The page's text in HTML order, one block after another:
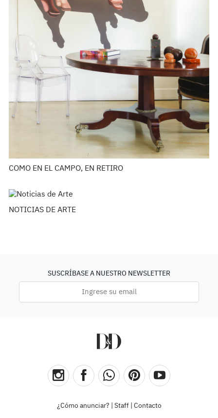
COMO EN EL CAMPO, EN RETIRO
NOTICIAS DE ARTE
SUSCRÍBASE A NUESTRO NEWSLETTER
¿Cómo anunciar? Staff| Contacto